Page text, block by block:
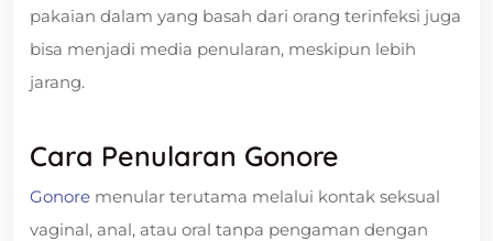
pakaian dalam yang basah dari orang terinfeksi juga
bisa menjadi media penularan, meskipun lebih
jarang.
Cara Penularan Gonore
Gonore menular terutama melalui kontak seksual
vaginal, anal, atau oral tanpa pengaman dengan